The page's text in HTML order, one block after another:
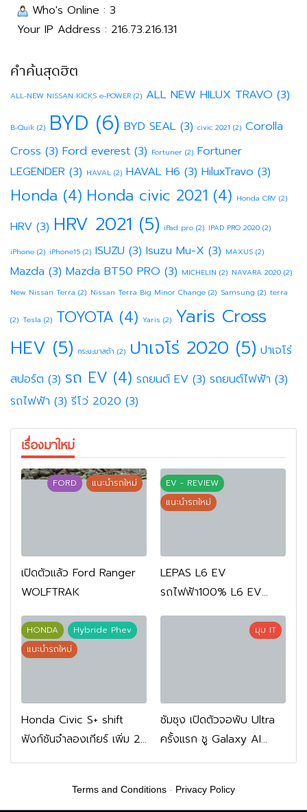
Who's Online : 3
Your IP Address : 216.73.216.131
คำค้นสุดฮิต
ALL-NEW NISSAN KICKS e-POWER (2) ALL NEW HILUX TRAVO (3)
B-Quik (2) BYD (6) BYD SEAL (3) civic 2021 (2) Corolla
Cross (3) Ford everest (3) Fortuner (2) Fortuner
LEGENDER (3) HAVAL (2) HAVAL H6 (3) HiluxTravo (3)
Honda (4) Honda civic 2021 (4) Honda CRV (2)
HRV (3) HRV 2021 (5) iPad pro (2) IPAD PRO 2020 (2)
iPhone (2) iPhone15 (2) ISUZU (3) Isuzu Mu-X (3) MAXUS (2)
Mazda (3) Mazda BT50 PRO (3) MICHELIN (2) NAVARA 2020 (2)
New Nissan Terra (2) Nissan Terra Big Minor Change (2) Samsung (2) terra
(2) Tesla (2) TOYOTA (4) Yaris (2) Yaris Cross
HEV (5) กระบะมาสด้า (2) ปาเจโร่ 2020 (5) ปาเจโร่
สปอร์ต (3) รถ EV (4) รถยนต์ EV (3) รถยนต์ไฟฟ้า (3)
รถไฟฟ้า (3) รีโว่ 2020 (3)
เรื่องมาใหม่
FORD แนะนำรถใหม่
เปิดตัวแล้ว Ford Ranger
WOLFTRAK
EV - REVIEW
แนะนำรถใหม่
LEPAS L6 EV
รถไฟฟ้า100% L6 EV
Comfort FWD 769,900
บาท L6 EV Premium
HONDA
Hybride Phev
แนะนำรถใหม่
Honda Civic S+ shift
ฟังก์ชันจำลองเกียร์ เพิ่ม 2
หมื่นบาท
มุม IT
ซัมซุง เปิดตัวจอพับ Ultra
ครั้งแรก ชู Galaxy AI
เชื่อมมือถือ-นาฬิกา-แว่น
Terms and Conditions - Privacy Policy